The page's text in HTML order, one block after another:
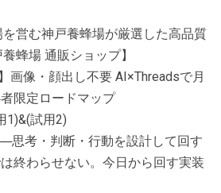
営む神戸養蜂場が厳選した高品質
蜂場 通販ショップ】
画像・顔出し不要 AI×Threadsで月
限定ロードマップ
1)&(試用2)
思考・判断・行動を設計して回す
終わらせない。今日から回す実装